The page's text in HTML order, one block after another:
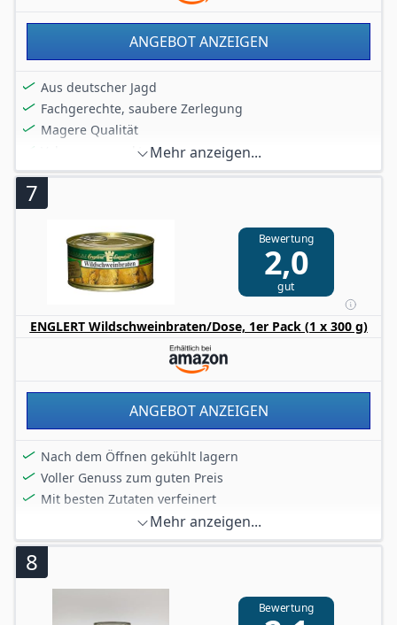
ANGEBOT ANZEIGEN
Aus deutscher Jagd
Fachgerechte, saubere Zerlegung
Magere Qualität
Vakuum verpackt Mehr anzeigen...
7
Bewertung
2,0
gut
ENGLERT Wildschweinbraten/Dose, 1er Pack (1 x 300 g)
ANGEBOT ANZEIGEN
Nach dem Öffnen gekühlt lagern
Voller Genuss zum guten Preis
Mit besten Zutaten verfeinert
Mehr anzeigen...
8
Bewertung